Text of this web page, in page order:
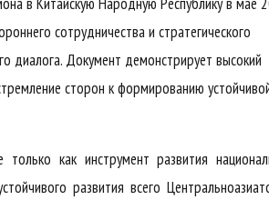
сотрудничества и стратегического
диалога. Документ демонстрирует высокий
сторон к формированию
как инструмент развития
развития всего